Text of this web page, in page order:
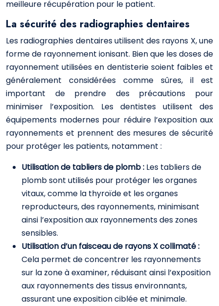
meilleure récupération pour le patient.
La sécurité des radiographies dentaires
Les radiographies dentaires utilisent des rayons X, une
forme de rayonnement ionisant. Bien que les doses de
rayonnement utilisées en dentisterie soient faibles et
généralement considérées comme sûres, il est
important de prendre des précautions pour
minimiser l’exposition. Les dentistes utilisent des
équipements modernes pour réduire l’exposition aux
rayonnements et prennent des mesures de sécurité
pour protéger les patients, notamment :
Utilisation de tabliers de plomb : Les tabliers de
plomb sont utilisés pour protéger les organes
vitaux, comme la thyroïde et les organes
reproducteurs, des rayonnements, minimisant
ainsi l’exposition aux rayonnements des zones
sensibles.
Utilisation d’un faisceau de rayons X collimaté :
Cela permet de concentrer les rayonnements
sur la zone à examiner, réduisant ainsi l’exposition
aux rayonnements des tissus environnants,
assurant une exposition ciblée et minimale.